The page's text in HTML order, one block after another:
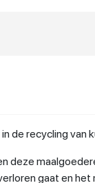
de recycling
deze
gaat en het